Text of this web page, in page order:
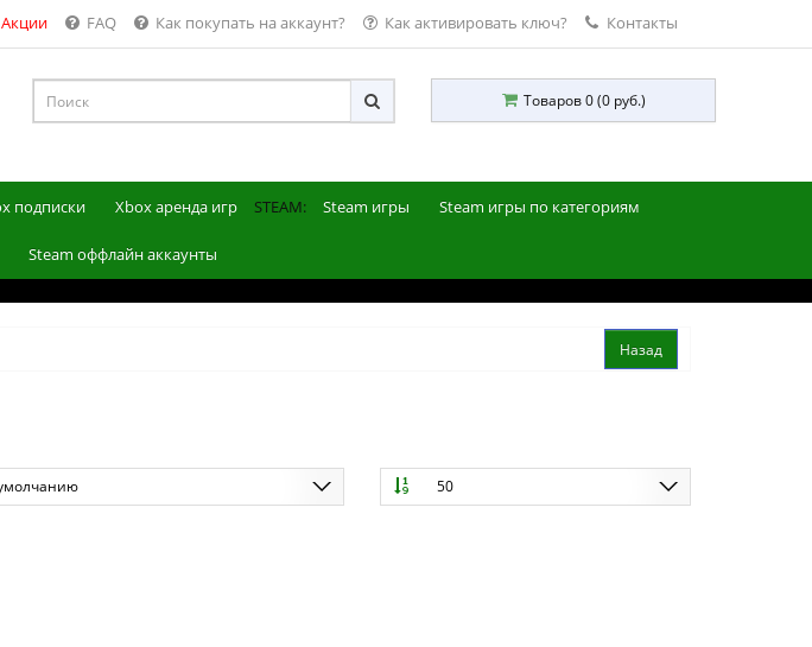
Акции FAQ Как покупать на аккаунт? Как активировать ключ? Контакты
Товаров 0 (0 руб.)
подписки Xbox аренда игр STEAM: Steam игры Steam игры по категориям
Steam оффлайн аккаунты
50